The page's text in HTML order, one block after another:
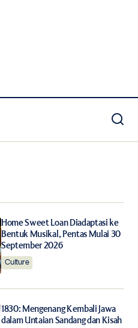
Home Sweet Loan Diadaptasi ke
Bentuk Musikal, Pentas Mulai 30
September 2026
Culture
1830: Mengenang Kembali Jawa
dalam Untaian Sandang dan Kisah